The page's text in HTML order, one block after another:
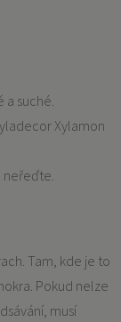
a suché.
Xylamon
neřeďte.
Tam, kde je to
Pokud nelze
musí